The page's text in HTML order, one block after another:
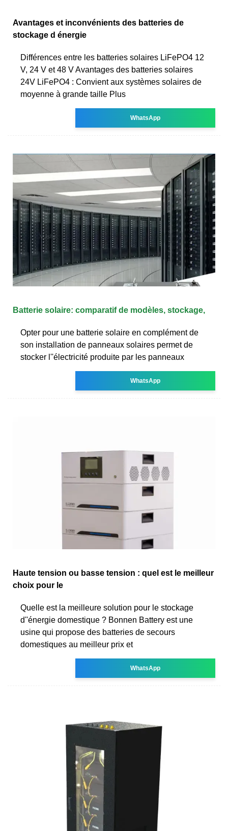
Avantages et inconvénients des batteries de
stockage d énergie
Différences entre les batteries solaires LiFePO4 12
V, 24 V et 48 V Avantages des batteries solaires
24V LiFePO4 : Convient aux systèmes solaires de
moyenne à grande taille Plus
WhatsApp
Batterie solaire: comparatif de modèles, stockage,
Opter pour une batterie solaire en complément de
son installation de panneaux solaires permet de
stocker l''électricité produite par les panneaux
WhatsApp
Haute tension ou basse tension : quel est le meilleur
choix pour le
Quelle est la meilleure solution pour le stockage
d''énergie domestique ? Bonnen Battery est une
usine qui propose des batteries de secours
domestiques au meilleur prix et
WhatsApp